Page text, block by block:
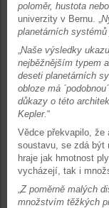
poloměr, hustota
univerzity v Bernu. „
planetárních
„Naše výsledky
nejběžnějším typem
deseti planetárních
obloze má
důkazy o této
Kepler.“
Vědce překvapilo, že
soustavu, se zdá být
hraje jak hmotnost
vycházejí, tak i
„Z poměrně malých
množstvím těžkých